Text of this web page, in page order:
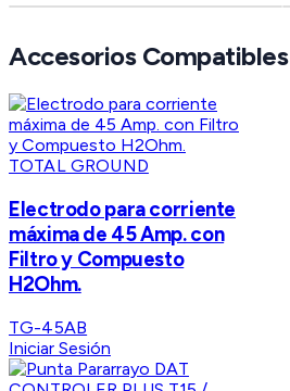
Accesorios Compatibles
TOTAL GROUND
Electrodo para corriente
máxima de 45 Amp. con
Filtro y Compuesto
H2Ohm.
TG-45AB
Iniciar Sesión